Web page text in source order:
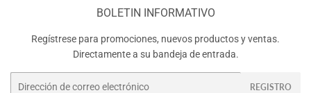
BOLETIN INFORMATIVO
Regístrese para promociones, nuevos productos y ventas.
Directamente a su bandeja de entrada.
REGISTRO